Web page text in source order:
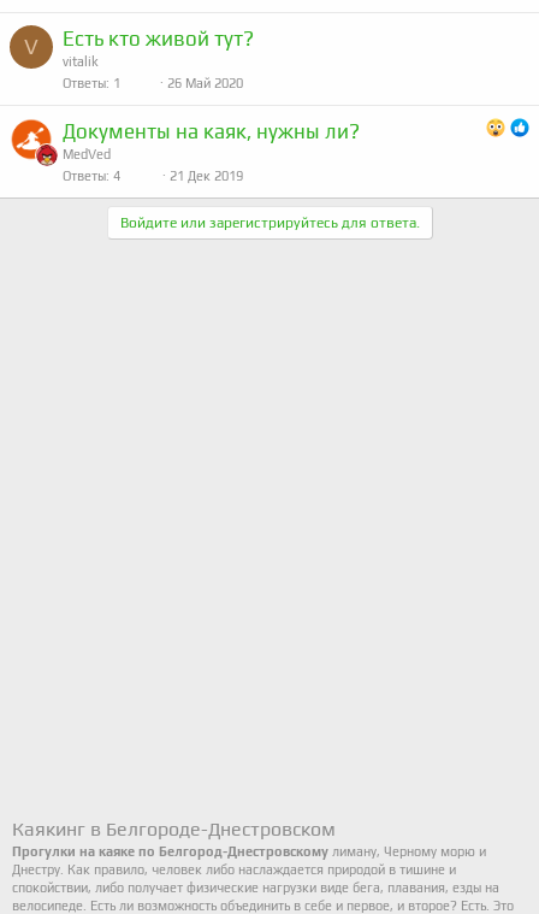
V Есть кто живой тут?
vitalik
Ответы 1 26 Май 2020
Документы на каяк, нужны ли?
MedVed
Ответы 4 21 Дек 2019
Войдите или зарегистрируйтесь для ответа.
Каякинг в Белгороде-Днестровском
Прогулки на каяке по Белгород-Днестровскому лиману, Черному морю и
Днестру. Как правило, человек либо наслаждается природой в тишине и
спокойствии, либо получает физические нагрузки виде бега, плавания, езды на
велосипеде . Есть ли возможность объединить в себе и первое, и второе? Есть. Это